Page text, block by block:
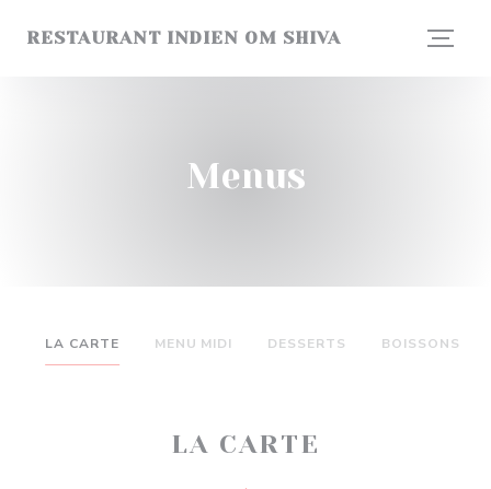
RESTAURANT INDIEN OM SHIVA
Menus
LA CARTE MENU MIDI DESSERTS BOISSONS
LA CARTE